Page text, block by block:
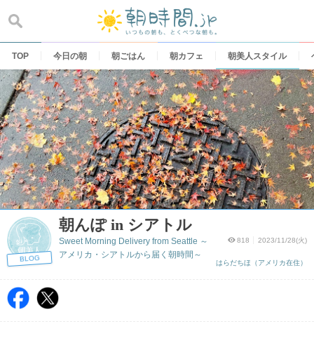
content
TOP 今日の朝 朝ごはん 朝カフェ 朝美人スタイル
BLOG
朝んぽ in シアトル
818 2023/11/28(火)
はらだちほ（アメリカ在住）
Sweet Morning Delivery from Seattle ～
アメリカ・シアトルから届く朝時間～